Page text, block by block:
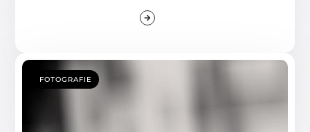
FOTOGRAFIE